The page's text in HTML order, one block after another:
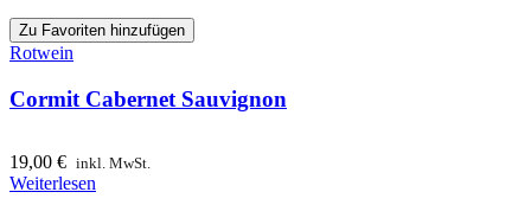
Zu Favoriten hinzufügen
Rotwein
Cormit Cabernet Sauvignon
19,00 € inkl. MwSt.
Weiterlesen